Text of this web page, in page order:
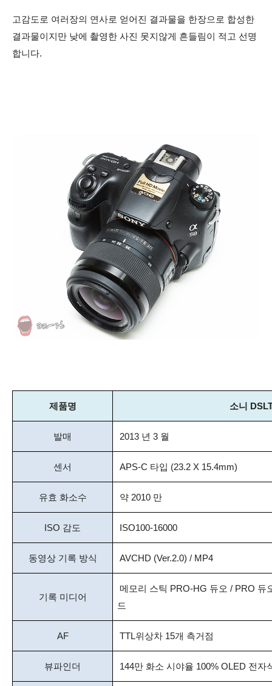
고감도로 여러장의 연사로 얻어진 결과물을 한장으로 합성한
결과물이지만 낮에 촬영한 사진 못지않게 흔들림이 적고 선명
합니다.
제품명 소니
발매 2013 년 3 월
센서 APS-C 타입 (23.2 X 15.4mm)
유효 화소수 약 2010 만
ISO 감도 ISO100-16000
동영상 기록 방식 AVCHD (Ver.2.0) / MP4
기록 미디어
메모리 스틱 PRO-HG 듀오 / PRO 듀
드
AF TTL위상차 15개 측거점
뷰파인더 144만 화소 시야율 100% OLED 전자